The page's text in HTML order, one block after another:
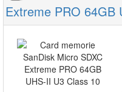
Extreme PRO 64GB